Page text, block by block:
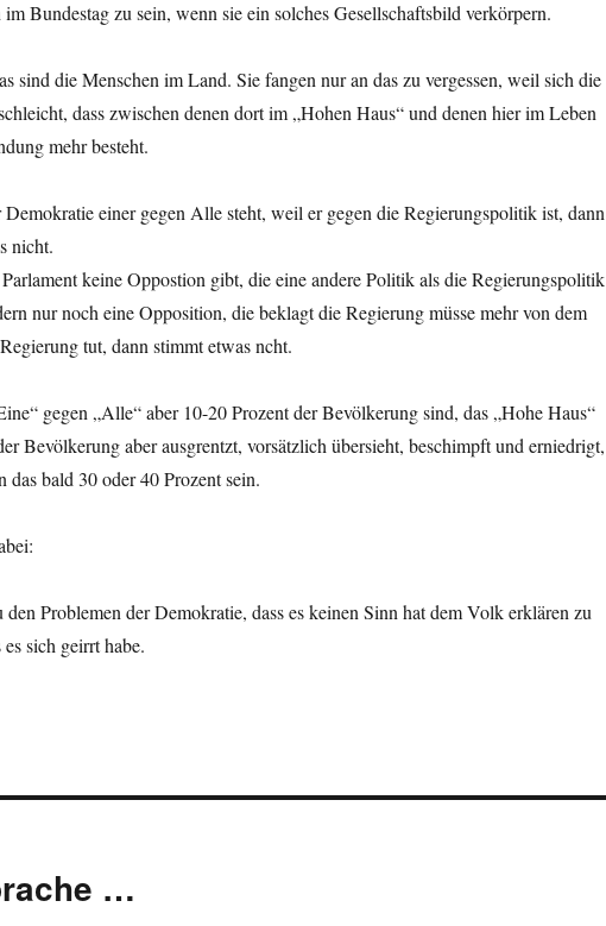
im Bundestag zu sein, wenn sie ein solches Gesellschaftsbild verkörpern.
sind die Menschen im Land. Sie fangen nur an das zu vergessen, weil sich die
dass zwischen denen dort im „Hohen Haus“ und denen hier im Leben
mehr besteht.
einer gegen Alle steht, weil er gegen die Regierungspolitik ist, dann
nicht.
keine Oppostion gibt, die eine andere Politik als die Regierungspolitik
nur noch eine Opposition, die beklagt die Regierung müsse mehr von dem
tut, dann stimmt etwas ncht.
gegen „Alle“ aber 10-20 Prozent der Bevölkerung sind, das „Hohe Haus“
Bevölkerung aber ausgrentzt, vorsätzlich übersieht, beschimpft und erniedrigt,
das bald 30 oder 40 Prozent sein.
den Problemen der Demokratie, dass es keinen Sinn hat dem Volk erklären zu
sich geirrt habe.
…